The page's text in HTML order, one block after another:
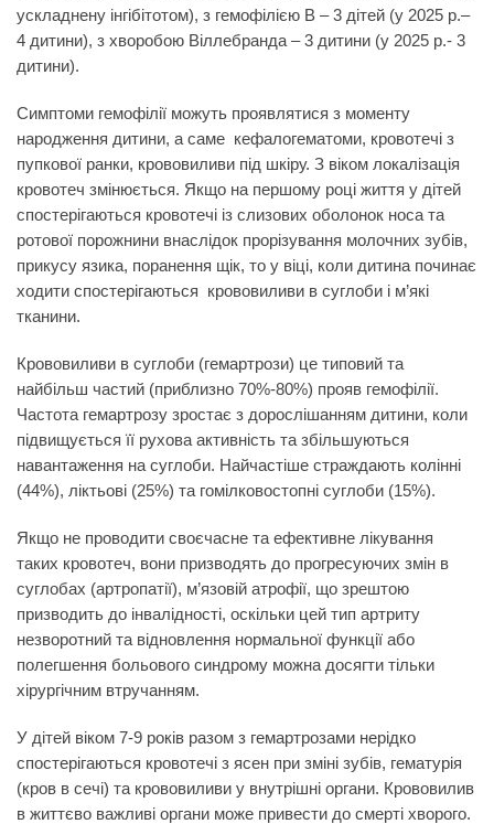
ускладнену інгібітотом), з гемофілією В – 3 дітей (у 2025 р.–
4 дитини), з хворобою Віллебранда – 3 дитини (у 2025 р.- 3
дитини).
Симптоми гемофілії можуть проявлятися з моменту
народження дитини, а саме кефалогематоми, кровотечі з
пупкової ранки, крововиливи під шкіру. З віком локалізація
кровотеч змінюється. Якщо на першому році життя у дітей
спостерігаються кровотечі із слизових оболонок носа та
ротової порожнини внаслідок прорізування молочних зубів,
прикусу язика, поранення щік, то у віці, коли дитина починає
ходити спостерігаються крововиливи в суглоби і м’які
тканини.
Крововиливи в суглоби (гемартрози) це типовий та
найбільш частий (приблизно 70%-80%) прояв гемофілії.
Частота гемартрозу зростає з дорослішанням дитини, коли
підвищується її рухова активність та збільшуються
навантаження на суглоби. Найчастіше страждають колінні
(44%), ліктьові (25%) та гомілковостопні суглоби (15%).
Якщо не проводити своєчасне та ефективне лікування
таких кровотеч, вони призводять до прогресуючих змін в
суглобах (артропатії), м’язовій атрофії, що зрештою
призводить до інвалідності, оскільки цей тип артриту
незворотний та відновлення нормальної функції або
полегшення больового синдрому можна досягти тільки
хірургічним втручанням.
У дітей віком 7-9 років разом з гемартрозами нерідко
спостерігаються кровотечі з ясен при зміні зубів, гематурія
(кров в сечі) та крововиливи у внутрішні органи. Крововилив
в життєво важливі органи може привести до смерті хворого.